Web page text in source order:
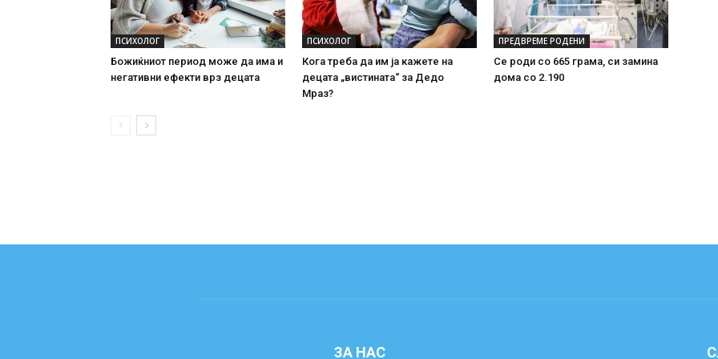
ПСИХОЛОГ
Божиќниот период може да има и
негативни ефекти врз децата
ПСИХОЛОГ
Кога треба да им ја кажете на
децата „вистината“ за Дедо
Мраз?
ПРЕДВРЕМЕ РОДЕНИ
Се роди со 665 грама, си замина
дома со 2.190
ЗА НАС